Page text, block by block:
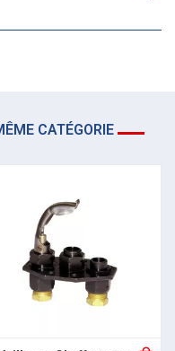
CATÉGORIE